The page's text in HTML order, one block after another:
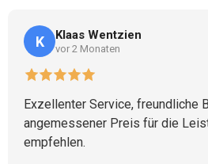
K Klaas Wentzien
vor 2 Monaten
Exzellenter Service, freundliche
angemessener Preis für die
empfehlen.